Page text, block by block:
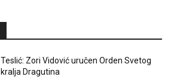
Teslić: Zori Vidović uručen Orden Svetog
kralja Dragutina